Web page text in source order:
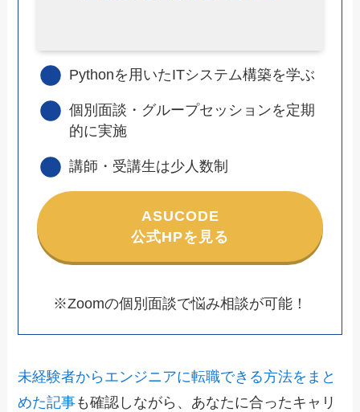
Pythonを用いたITシステム構築を学ぶ
個別面談・グループセッションを定期
的に実施
講師・受講生は少人数制
ASUCODE
公式HPを見る
※Zoomの個別面談で悩み相談が可能！
未経験者からエンジニアに転職できる方法をまと
めた記事も確認しながら、あなたに合ったキャリ